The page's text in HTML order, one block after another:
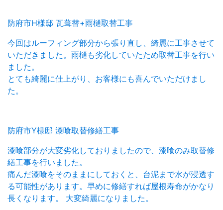
防府市H様邸 瓦葺替+雨樋取替工事
今回はルーフィング部分から張り直し、綺麗に工事させて
いただきました。雨樋も劣化していたため取替工事を行い
ました。
とても綺麗に仕上がり、お客様にも喜んでいただけまし
た。
防府市Y様邸 漆喰取替修繕工事
漆喰部分が大変劣化しておりましたので、漆喰のみ取替修
繕工事を行いました。
痛んだ漆喰をそのままにしておくと、台泥まで水が浸透す
る可能性があります。早めに修繕すれば屋根寿命がかなり
長くなります。 大変綺麗になりました。